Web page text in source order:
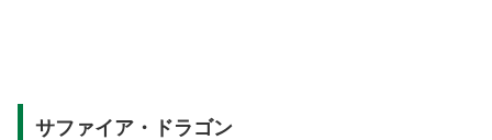
サファイア・ドラゴン